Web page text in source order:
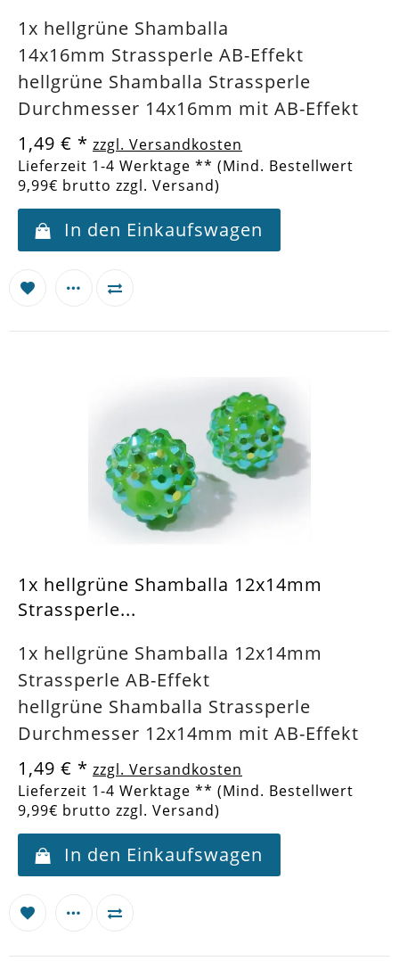
1x hellgrüne Shamballa
14x16mm Strassperle AB-Effekt
hellgrüne Shamballa Strassperle
Durchmesser 14x16mm mit AB-Effekt
1,49 € * zzgl. Versandkosten
Lieferzeit 1-4 Werktage ** (Mind. Bestellwert
9,99€ brutto zzgl. Versand)
In den Einkaufswagen
1x hellgrüne Shamballa 12x14mm
Strassperle...
1x hellgrüne Shamballa 12x14mm
Strassperle AB-Effekt
hellgrüne Shamballa Strassperle
Durchmesser 12x14mm mit AB-Effekt
1,49 € * zzgl. Versandkosten
Lieferzeit 1-4 Werktage ** (Mind. Bestellwert
9,99€ brutto zzgl. Versand)
In den Einkaufswagen